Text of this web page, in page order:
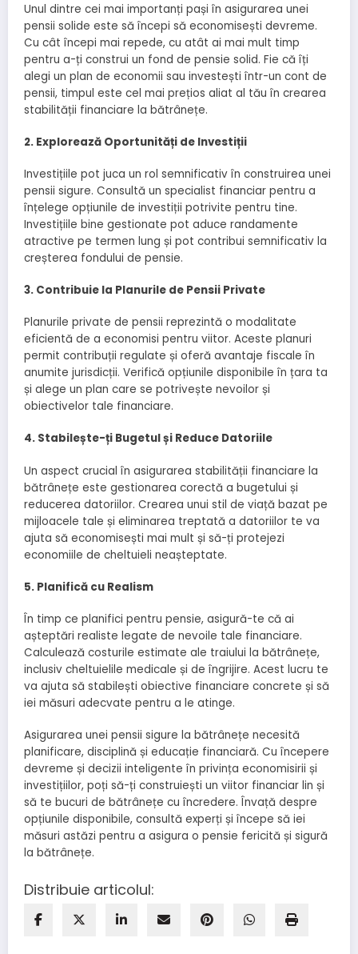
Unul dintre cei mai importanți pași în asigurarea unei
pensii solide este să începi să economisești devreme.
Cu cât începi mai repede, cu atât ai mai mult timp
pentru a-ți construi un fond de pensie solid. Fie că îți
alegi un plan de economii sau investești într-un cont de
pensii, timpul este cel mai prețios aliat al tău în crearea
stabilității financiare la bătrânețe.
2. Explorează Oportunități de Investiții
Investițiile pot juca un rol semnificativ în construirea unei
pensii sigure. Consultă un specialist financiar pentru a
înțelege opțiunile de investiții potrivite pentru tine.
Investițiile bine gestionate pot aduce randamente
atractive pe termen lung și pot contribui semnificativ la
creșterea fondului de pensie.
3. Contribuie la Planurile de Pensii Private
Planurile private de pensii reprezintă o modalitate
eficientă de a economisi pentru viitor. Aceste planuri
permit contribuții regulate și oferă avantaje fiscale în
anumite jurisdicții. Verifică opțiunile disponibile în țara ta
și alege un plan care se potrivește nevoilor și
obiectivelor tale financiare.
4. Stabilește-ți Bugetul și Reduce Datoriile
Un aspect crucial în asigurarea stabilității financiare la
bătrânețe este gestionarea corectă a bugetului și
reducerea datoriilor. Crearea unui stil de viață bazat pe
mijloacele tale și eliminarea treptată a datoriilor te va
ajuta să economisești mai mult și să-ți protejezi
economiile de cheltuieli neașteptate.
5. Planifică cu Realism
În timp ce planifici pentru pensie, asigură-te că ai
așteptări realiste legate de nevoile tale financiare.
Calculează costurile estimate ale traiului la bătrânețe,
inclusiv cheltuielile medicale și de îngrijire. Acest lucru te
va ajuta să stabilești obiective financiare concrete și să
iei măsuri adecvate pentru a le atinge.
Asigurarea unei pensii sigure la bătrânețe necesită
planificare, disciplină și educație financiară. Cu începere
devreme și decizii inteligente în privința economisirii și
investițiilor, poți să-ți construiești un viitor financiar lin și
să te bucuri de bătrânețe cu încredere. Învață despre
opțiunile disponibile, consultă experți și începe să iei
măsuri astăzi pentru a asigura o pensie fericită și sigură
la bătrânețe.
Distribuie articolul: